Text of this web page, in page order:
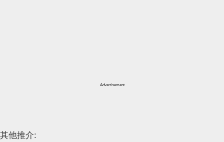
Advertisement
其他推介: